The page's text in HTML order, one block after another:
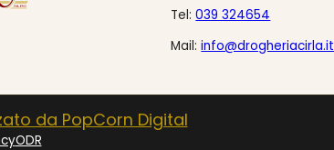
Tel:039 324654
Mail:info@drogheriacirla.it
da PopCorn Digital
ODR